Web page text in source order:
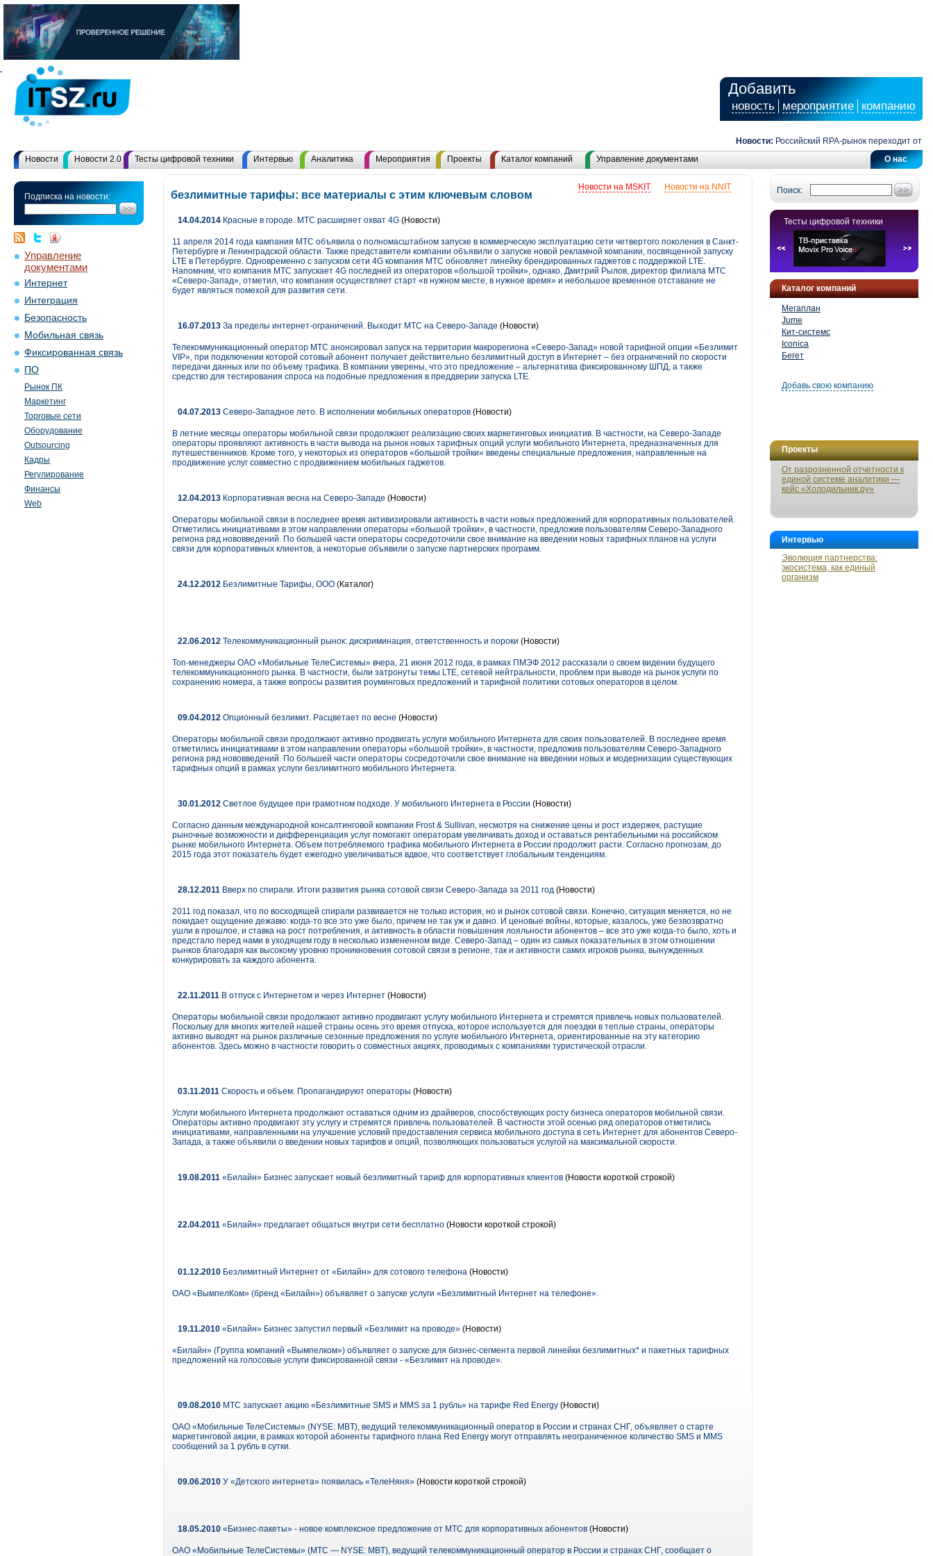
Добавить
новость мероприятие компанию
Новости: Российский RPA-рынок переходит от
О нас
Новости Новости 2.0 Тесты цифровой техники Интервью Аналитика Мероприятия Проекты Каталог компаний Управление документами
Подписка на новости:
Управление
документами
Интернет
Интеграция
Безопасность
Мобильная связь
Фиксированная связь
ПО
Рынок ПК
Маркетинг
Торговые сети
Оборудование
Outsourcing
Кадры
Регулирование
Финансы
Web
Поиск:
Тесты цифровой техники
Каталог компаний
Мегаплан
Jume
Кит-системс
Iconica
Бегет
Добавь свою компанию
Проекты
От разрозненной отчетности к
единой системе аналитики —
кейс «Холодильник.ру»
Интервью
Эволюция партнерства:
экосистема, как единый
организм
Новости на NNIT
Новости на MSKIT
безлимитные тарифы: все материалы с этим ключевым словом
14.04.2014 Красные в городе. МТС расширяет охват 4G (Новости)
11 апреля 2014 года кампания МТС объявила о полномасштабном запуске в коммерческую эксплуатацию сети четвертого поколения в Санкт-
Петербурге и Ленинградской области. Также представители компании объявили о запуске новой рекламной компании, посвященной запуску
LTE в Петербурге. Одновременно с запуском сети 4G компания МТС обновляет линейку брендированных гаджетов с поддержкой LTE.
Напомним, что компания МТС запускает 4G последней из операторов «большой тройки», однако, Дмитрий Рылов, директор филиала МТС
«Северо-Запад», отметил, что компания осуществляет старт «в нужном месте, в нужное время» и небольшое временное отставание не
будет являться помехой для развития сети.
16.07.2013 За пределы интернет-ограничений. Выходит МТС на Северо-Западе (Новости)
Телекоммуникационный оператор МТС анонсировал запуск на территории макрорегиона «Северо-Запад» новой тарифной опции «Безлимит
VIP», при подключении которой сотовый абонент получает действительно безлимитный доступ в Интернет – без ограничений по скорости
передачи данных или по объему трафика. В компании уверены, что это предложение – альтернатива фиксированному ШПД, а также
средство для тестирования спроса на подобные предложения в преддверии запуска LTE.
04.07.2013 Северо-Западное лето. В исполнении мобильных операторов (Новости)
В летние месяцы операторы мобильной связи продолжают реализацию своих маркетинговых инициатив. В частности, на Северо-Западе
операторы проявляют активность в части вывода на рынок новых тарифных опций услуги мобильного Интернета, предназначенных для
путешественников. Кроме того, у некоторых из операторов «большой тройки» введены специальные предложения, направленные на
продвижение услуг совместно с продвижением мобильных гаджетов.
12.04.2013 Корпоративная весна на Северо-Западе (Новости)
Операторы мобильной связи в последнее время активизировали активность в части новых предложений для корпоративных пользователей.
Отметились инициативами в этом направлении операторы «большой тройки», в частности, предложив пользователям Северо-Западного
региона ряд нововведений. По большей части операторы сосредоточили свое внимание на введении новых тарифных планов на услуги
связи для корпоративных клиентов, а некоторые объявили о запуске партнерских программ.
24.12.2012 Безлимитные Тарифы, ООО (Каталог)
22.06.2012 Телекоммуникационный рынок: дискриминация, ответственность и пороки (Новости)
Топ-менеджеры ОАО «Мобильные ТелеСистемы» вчера, 21 июня 2012 года, в рамках ПМЭФ 2012 рассказали о своем видении будущего
телекоммуникационного рынка. В частности, были затронуты темы LTE, сетевой нейтральности, проблем при выводе на рынок услуги по
сохранению номера, а также вопросы развития роуминговых предложений и тарифной политики сотовых операторов в целом.
09.04.2012 Опционный безлимит. Расцветает по весне (Новости)
Операторы мобильной связи продолжают активно продвигать услуги мобильного Интернета для своих пользователей. В последнее время
отметились инициативами в этом направлении операторы «большой тройки», в частности, предложив пользователям Северо-Западного
региона ряд нововведений. По большей части операторы сосредоточили свое внимание на введении новых и модернизации существующих
тарифных опций в рамках услуги безлимитного мобильного Интернета.
30.01.2012 Светлое будущее при грамотном подходе. У мобильного Интернета в России (Новости)
Согласно данным международной консалтинговой компании Frost & Sullivan, несмотря на снижение цены и рост издержек, растущие
рыночные возможности и дифференциация услуг помогают операторам увеличивать доход и оставаться рентабельными на российском
рынке мобильного Интернета. Объем потребляемого трафика мобильного Интернета в России продолжит расти. Согласно прогнозам, до
2015 года этот показатель будет ежегодно увеличиваться вдвое, что соответствует глобальным тенденциям.
28.12.2011 Вверх по спирали. Итоги развития рынка сотовой связи Северо-Запада за 2011 год (Новости)
2011 год показал, что по восходящей спирали развивается не только история, но и рынок сотовой связи. Конечно, ситуация меняется, но не
покидает ощущение дежавю: когда-то все это уже было, причем не так уж и давно. И ценовые войны, которые, казалось, уже безвозвратно
ушли в прошлое, и ставка на рост потребления, и активность в области повышения лояльности абонентов – все это уже когда-то было, хоть и
предстало перед нами в уходящем году в несколько измененном виде. Северо-Запад – один из самых показательных в этом отношении
рынков благодаря как высокому уровню проникновения сотовой связи в регионе, так и активности самих игроков рынка, вынужденных
конкурировать за каждого абонента.
22.11.2011 В отпуск с Интернетом и через Интернет (Новости)
Операторы мобильной связи продолжают активно продвигают услугу мобильного Интернета и стремятся привлечь новых пользователей.
Поскольку для многих жителей нашей страны осень это время отпуска, которое используется для поездки в теплые страны, операторы
активно выводят на рынок различные сезонные предложения по услуге мобильного Интернета, ориентированные на эту категорию
абонентов. Здесь можно в частности говорить о совместных акциях, проводимых с компаниями туристической отрасли.
03.11.2011 Скорость и объем. Пропагандируют операторы (Новости)
Услуги мобильного Интернета продолжают оставаться одним из драйверов, способствующих росту бизнеса операторов мобильной связи.
Операторы активно продвигают эту услугу и стремятся привлечь пользователей. В частности этой осенью ряд операторов отметились
инициативами, направленными на улучшение условий предоставления сервиса мобильного доступа в сеть Интернет для абонентов Северо-
Запада, а также объявили о введении новых тарифов и опций, позволяющих пользоваться услугой на максимальной скорости.
19.08.2011 «Билайн» Бизнес запускает новый безлимитный тариф для корпоративных клиентов (Новости короткой строкой)
22.04.2011 «Билайн» предлагает общаться внутри сети бесплатно (Новости короткой строкой)
01.12.2010 Безлимитный Интернет от «Билайн» для сотового телефона (Новости)
ОАО «ВымпелКом» (бренд «Билайн») объявляет о запуске услуги «Безлимитный Интернет на телефоне».
19.11.2010 «Билайн» Бизнес запустил первый «Безлимит на проводе» (Новости)
«Билайн» (Группа компаний «Вымпелком») объявляет о запуске для бизнес-сегмента первой линейки безлимитных* и пакетных тарифных
предложений на голосовые услуги фиксированной связи - «Безлимит на проводе».
09.08.2010 МТС запускает акцию «Безлимитные SMS и MMS за 1 рубль» на тарифе Red Energy (Новости)
ОАО «Мобильные ТелеСистемы» (NYSE: MBT), ведущий телекоммуникационный оператор в России и странах СНГ, объявляет о старте
маркетинговой акции, в рамках которой абоненты тарифного плана Red Energy могут отправлять неограниченное количество SMS и MMS
сообщений за 1 рубль в сутки.
09.06.2010 У «Детского интернета» появилась «ТелеНяня» (Новости короткой строкой)
18.05.2010 «Бизнес-пакеты» - новое комплексное предложение от МТС для корпоративных абонентов (Новости)
ОАО «Мобильные ТелеСистемы» (МТС — NYSE: MBT), ведущий телекоммуникационный оператор в России и странах СНГ, сообщает о